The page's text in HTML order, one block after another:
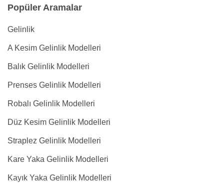
Popüler Aramalar
Gelinlik
A Kesim Gelinlik Modelleri
Balık Gelinlik Modelleri
Prenses Gelinlik Modelleri
Robalı Gelinlik Modelleri
Düz Kesim Gelinlik Modelleri
Straplez Gelinlik Modelleri
Kare Yaka Gelinlik Modelleri
Kayık Yaka Gelinlik Modelleri